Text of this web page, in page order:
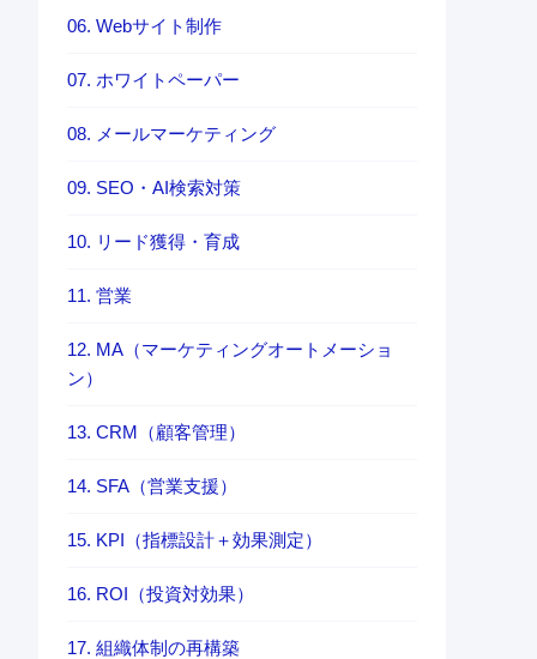
06. Webサイト制作
07. ホワイトペーパー
08. メールマーケティング
09. SEO・AI検索対策
10. リード獲得・育成
11. 営業
12. MA（マーケティングオートメーショ
ン）
13. CRM（顧客管理）
14. SFA（営業支援）
15. KPI（指標設計＋効果測定）
16. ROI（投資対効果）
17. 組織体制の再構築